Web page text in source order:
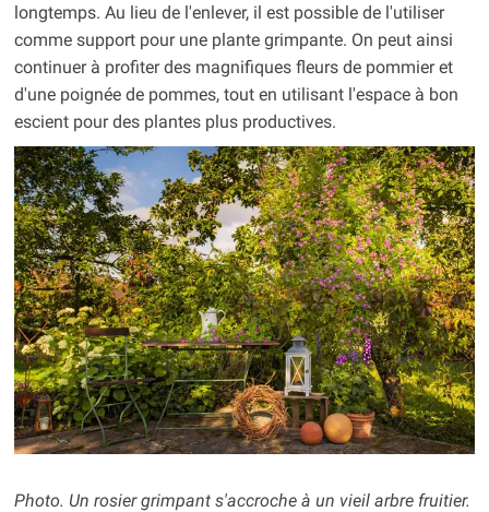
longtemps. Au lieu de l'enlever, il est possible de l'utiliser
comme support pour une plante grimpante. On peut ainsi
continuer à profiter des magnifiques fleurs de pommier et
d'une poignée de pommes, tout en utilisant l'espace à bon
escient pour des plantes plus productives.
Photo. Un rosier grimpant s'accroche à un vieil arbre fruitier.